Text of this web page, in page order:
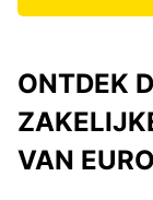
ONTDEK
VAN